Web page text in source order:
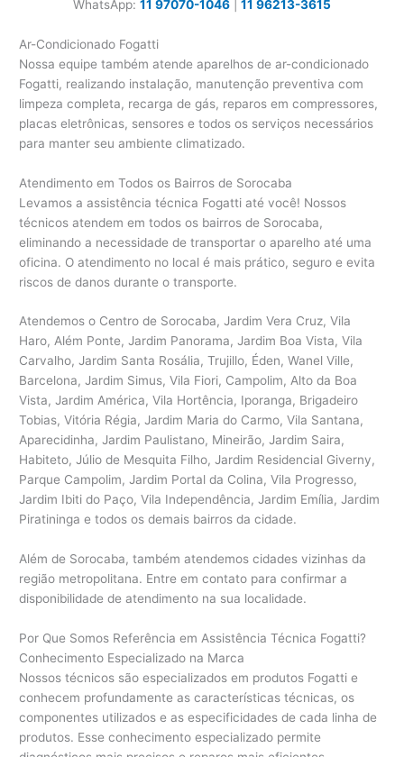
WhatsApp: 11 97070-1046 11 96213-3615
Ar-Condicionado Fogatti
Nossa equipe também atende aparelhos de ar-condicionado
Fogatti, realizando instalação, manutenção preventiva com
limpeza completa, recarga de gás, reparos em compressores,
placas eletrônicas, sensores e todos os serviços necessários
para manter seu ambiente climatizado.
Atendimento em Todos os Bairros de Sorocaba
Levamos a assistência técnica Fogatti até você! Nossos
técnicos atendem em todos os bairros de Sorocaba,
eliminando a necessidade de transportar o aparelho até uma
oficina. O atendimento no local é mais prático, seguro e evita
riscos de danos durante o transporte.
Atendemos o Centro de Sorocaba, Jardim Vera Cruz, Vila
Haro, Além Ponte, Jardim Panorama, Jardim Boa Vista, Vila
Carvalho, Jardim Santa Rosália, Trujillo, Éden, Wanel Ville,
Barcelona, Jardim Simus, Vila Fiori, Campolim, Alto da Boa
Vista, Jardim América, Vila Hortência, Iporanga, Brigadeiro
Tobias, Vitória Régia, Jardim Maria do Carmo, Vila Santana,
Aparecidinha, Jardim Paulistano, Mineirão, Jardim Saira,
Habiteto, Júlio de Mesquita Filho, Jardim Residencial Giverny,
Parque Campolim, Jardim Portal da Colina, Vila Progresso,
Jardim Ibiti do Paço, Vila Independência, Jardim Emília, Jardim
Piratininga e todos os demais bairros da cidade.
Além de Sorocaba, também atendemos cidades vizinhas da
região metropolitana. Entre em contato para confirmar a
disponibilidade de atendimento na sua localidade.
Por Que Somos Referência em Assistência Técnica Fogatti?
Conhecimento Especializado na Marca
Nossos técnicos são especializados em produtos Fogatti e
conhecem profundamente as características técnicas, os
componentes utilizados e as especificidades de cada linha de
produtos. Esse conhecimento especializado permite